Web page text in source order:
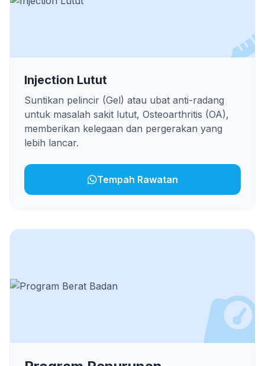
Injection Lutut
Suntikan pelincir (Gel) atau ubat anti-radang
untuk masalah sakit lutut, Osteoarthritis (OA),
memberikan kelegaan dan pergerakan yang
lebih lancar.
Tempah Rawatan